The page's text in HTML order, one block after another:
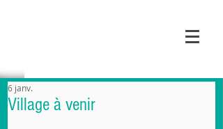
Village à venir
6 janv.